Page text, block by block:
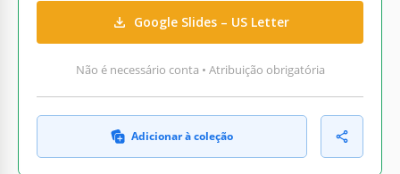
Google Slides – US Letter
Não é necessário conta • Atribuição obrigatória
Adicionar à coleção